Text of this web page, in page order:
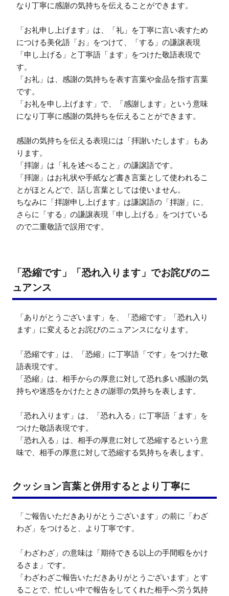
なり丁寧に感謝の気持ちを伝えることができます。
「お礼申し上げます」は、「礼」を丁寧に言い表すため
につける美化語「お」をつけて、「する」の謙譲表現
「申し上げる」と丁寧語「ます」をつけた敬語表現で
す。
「お礼」は、感謝の気持ちを表す言葉や金品を指す言葉
です。
「お礼を申し上げます」で、「感謝します」という意味
になり丁寧に感謝の気持ちを伝えることができます。
感謝の気持ちを伝える表現には「拝謝いたします」もあ
ります。
「拝謝」は「礼を述べること」の謙譲語です。
「拝謝」はお礼状や手紙など書き言葉として使われるこ
とがほとんどで、話し言葉としては使いません。
ちなみに「拝謝申し上げます」は謙譲語の「拝謝」に、
さらに「する」の謙譲表現「申し上げる」をつけている
ので二重敬語で誤用です。
「恐縮です」「恐れ入ります」でお詫びのニ
ュアンス
「ありがとうございます」を、「恐縮です」「恐れ入り
ます」に変えるとお詫びのニュアンスになります。
「恐縮です」は、「恐縮」に丁寧語「です」をつけた敬
語表現です。
「恐縮」は、相手からの厚意に対して恐れ多い感謝の気
持ちや迷惑をかけたときの謝罪の気持ちを表します。
「恐れ入ります」は、「恐れ入る」に丁寧語「ます」を
つけた敬語表現です。
「恐れ入る」は、相手の厚意に対して恐縮するという意
味で、相手の厚意に対して恐縮する気持ちを表します。
クッション言葉と併用するとより丁寧に
「ご報告いただきありがとうございます」の前に「わざ
わざ」をつけると、より丁寧です。
「わざわざ」の意味は「期待できる以上の手間暇をかけ
るさま」です。
「わざわざご報告いただきありがとうございます」とす
ることで、忙しい中で報告をしてくれた相手へ労う気持